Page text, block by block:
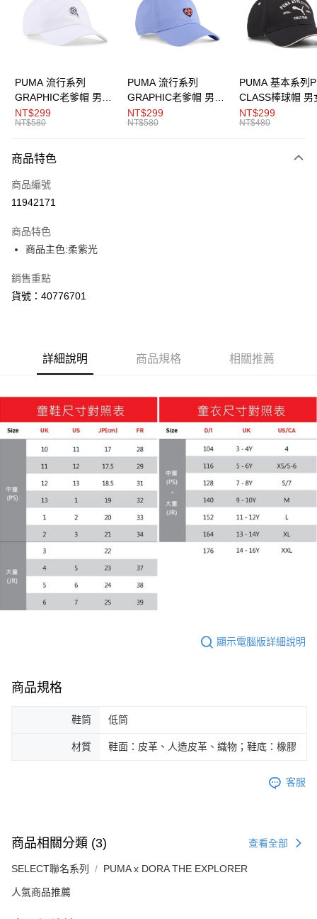
Google Pay
運送方式
每筆NT$150，滿NT$1,800(含以上)免運費
PUMA 流行系列
GRAPHIC老爹帽 男女
共同
NT$299
NT$580
PUMA 流行系列
GRAPHIC老爹帽 男女
共同
NT$299
NT$580
PUMA 基本系列
CLASS棒球帽 男
同
NT$299
NT$480
商品特色
商品編號
11942171
商品特色
商品主色:柔紫光
銷售重點
貨號：40776701
詳細說明 商品規格 相關推薦
顯示電腦版詳細說明
商品規格
鞋筒 低筒
材質 鞋面：皮革、人造皮革、織物；鞋底：橡膠
客服
商品相關分類 (3) 查看全部
SELECT聯名系列 PUMA x DORA THE EXPLORER
人氣商品推薦